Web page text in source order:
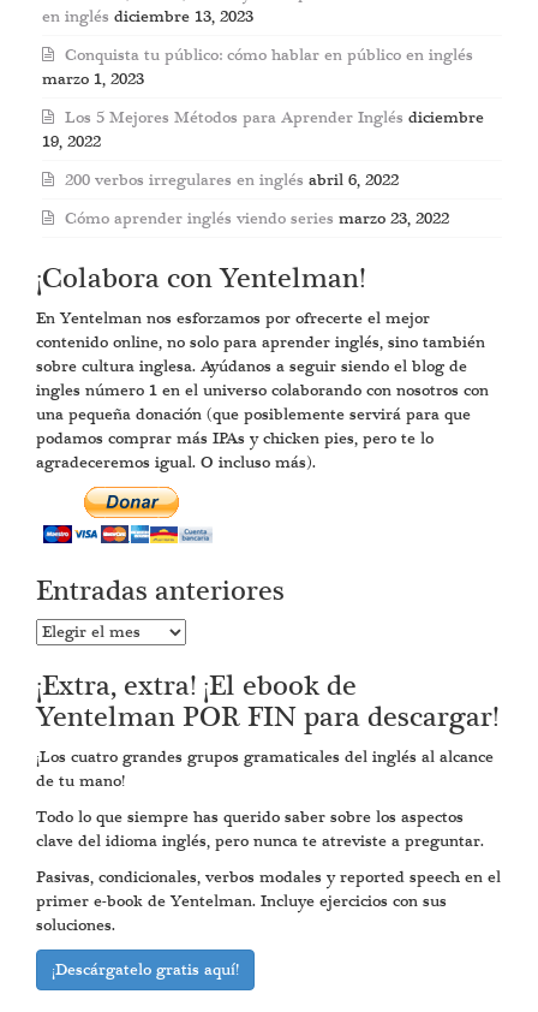
en inglés diciembre 13, 2023
Conquista tu público: cómo hablar en público en inglés
marzo 1, 2023
Los 5 Mejores Métodos para Aprender Inglés diciembre
19, 2022
200 verbos irregulares en inglés abril 6, 2022
Cómo aprender inglés viendo series marzo 23, 2022
¡Colabora con Yentelman!
En Yentelman nos esforzamos por ofrecerte el mejor
contenido online, no solo para aprender inglés, sino también
sobre cultura inglesa. Ayúdanos a seguir siendo el blog de
ingles número 1 en el universo colaborando con nosotros con
una pequeña donación (que posiblemente servirá para que
podamos comprar más IPAs y chicken pies, pero te lo
agradeceremos igual. O incluso más).
Entradas anteriores
Entradas
¡Extra, extra! ¡El ebook de
Yentelman POR FIN para descargar!
¡Los cuatro grandes grupos gramaticales del inglés al alcance
de tu mano!
Todo lo que siempre has querido saber sobre los aspectos
clave del idioma inglés, pero nunca te atreviste a preguntar.
Pasivas, condicionales, verbos modales y reported speech en el
primer e-book de Yentelman. Incluye ejercicios con sus
soluciones.
¡Descárgatelo gratis aquí!